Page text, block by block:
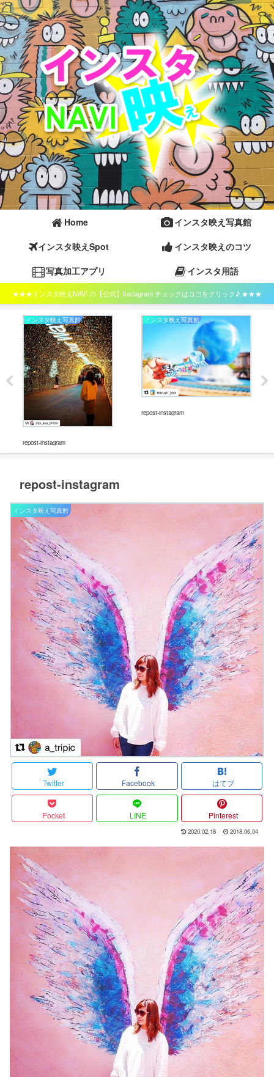
Home
インスタ映え写真館
インスタ映えSpot
インスタ映えのコツ
写真加工アプリ
インスタ用語
★★★インスタ映えNAVI の【公式】Instagram チェックはココをクリック♪ ★★★
インスタ映え写真館
repost-instagram
インスタ映え写真館
repost-instagram
repost-instagram
インスタ映え写真館
Twitter Facebook はてブ
Pocket LINE Pinterest
2020.02.18 2018.06.04